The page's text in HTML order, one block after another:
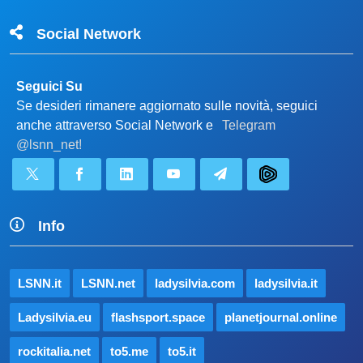
Social Network
Seguici Su
Se desideri rimanere aggiornato sulle novità, seguici
anche attraverso Social Network e
Telegram
@lsnn_net!
Info
LSNN.it LSNN.net ladysilvia.com ladysilvia.it
Ladysilvia.eu flashsport.space planetjournal.online
rockitalia.net to5.me to5.it